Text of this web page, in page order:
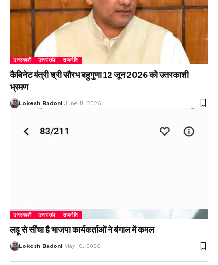
उत्तरकाशी उत्तराखंड राजनीति
कैबिनेट मंत्री श्री सौरभ बहुगुणा 12 जून 2026 को उतरकाशी
भ्रमण
Lokesh Badoni June 11, 2026
उत्तरकाशी उत्तराखंड राजनीति
लहू से सींचा है भाजपा कार्यकर्ताओं ने बंगाल में कमल
Lokesh Badoni May 10, 2026